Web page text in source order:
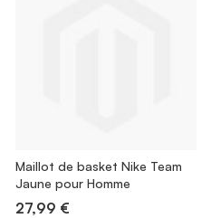
Maillot de basket Nike Team
Jaune pour Homme
27,99 €